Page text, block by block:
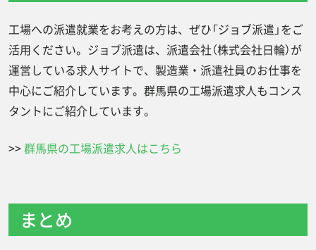
工場への派遣就業をお考えの方は、ぜひ「ジョブ派遣」をご
活用ください。ジョブ派遣は、派遣会社（株式会社日輪）が
運営している求人サイトで、製造業・派遣社員のお仕事を
中心にご紹介しています。群馬県の工場派遣求人もコンス
タントにご紹介しています。
>>群馬県の工場派遣求人はこちら
まとめ